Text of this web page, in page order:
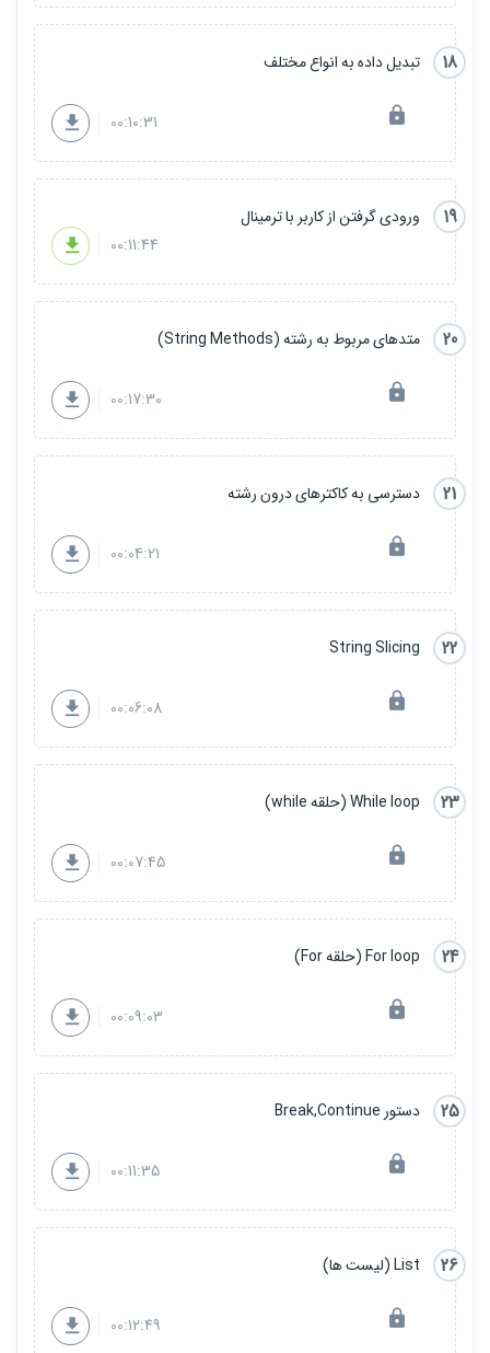
درس 60 : کار با ماژول کرونا (دریافت اطلاعات)
درس 61 : کار با وبسرویس ارز و سکه
درس 62 : ساخت اولین برنامه دسکتاپ و شروع کار با Tkinter
درس 63 : ساخت پنجره (Window)
درس 64 : برچسب ها (Label)
درس 65 : Entery و Button (دریافت داده از کاربر)
درس 66 : Listbox برای نمایش آیتم های انتخابی
درس 67 : نصب فونت و استفاده از فونت و فاصله های داخلی و خارجی
درس 68 : MessageBox
درس 69 : تنظیم ابعاد پنجره و غیرفعال کردن تغییرسایز
درس 70 : قراردادن تصویر در پنجره
درس 71 : RadioButton
درس 72 : CheckButton
درس 74 : Dropdowns
درس 75 : مرکزقراردادن پنجره یا برنامه
درس 76 : تغییر آیکون
درس 77 : بازکردن پنجره
درس 78 : بستن پنجره
درس 79 : نصب شبیه ساز سرور و معرفی PHP My Admin
درس 81 : جدول ها در Mysql
درس 82 : حذف پایگاه داده در Mysql
درس 83 : اتصال به دیتابیس با کدنویسی پایتون
درس 84 : ساخت جدول با کدنویسی پایتون
درس 85 : ساخت جدول کاربران با کدنویسی پایتون
درس 86 : نمایش لیست جدول ها با کدنویسی پایتون
درس 87 : عملیات insert (اضافه کردن رکورد) با کدنویسی پایتون
پایتون
درس 89 : دستور Limit و Where
درس 90 : وارکشی کردن رکوردها از Mysql(به صورت سعودی و نزولی) با
کدنویسی پایتون
درس 91 : عملیات Update(بروزرسانی کردن رکورد) با کدنویسی پایتون
درس 92 : عملیات Delete (حذف کردن رکورد) با کدنویسی پایتون
درس 93 : حذف جدول با کدنویسی پایتون
درس 94 : ساخت رابط کاربری برنامه دفترچه تلفن - قسمت اول
درس 95 : ساخت رابط کاربری برنامه دفترچه تلفن - قسمت دوم
درس 96 : پیاده سازی Backend برنامه دفترچه تلفن - قسمت اول
درس 97 : پیاده سازی Backend برنامه دفترچه تلفن - قسمت دوم
درس 98 : پیاده سازی Backend برنامه دفترچه تلفن - قسمت سوم
درس 99 : پیاده سازی Backend برنامه دفترچه تلفن - قسمت چهارم
درس 100 : پیاده سازی Backend برنامه دفترچه تلفن - قسمت پنجم
درس 101 : ساخت فایل اجرایی (Setup.exe)
درس 102 : معرفی فریمورک جنگو – شروع برنامه نویسی تحت وب
درس 103 : محیط مجازی
درس 104 : ساخت اولین پروژه جنگو
درس 105 : پردازش کدهای (Render Html Code)
د رس 106 : فرم ها در جنگو - قسمت اول
درس 107 : فرم ها در جنگو - قسمت دوم
درس 108 : پیاده سازی صفحه ورود به سیستم
درس 109 : پیاده سازی صفحه ثبت نام کاربر در سیستم
درس 110 : پیاده سازی قابلیت Logout
درس 111 : جلوگیری از ثبت نام کاربر با ایمیل و نام کاربری تکراری
درس 112 : تغییر زبان پنل مدیریت وبسایت (از انگلیسی به فارسی)
درس 113 : استفاده از فایل ها استاتیک
درس 114 : پیاده سازی بخش مقالات
درس 115 : پیاده سازی صفحه لیست مقالات
درس 116 : پیاده سازی دیزاین صفحه اصلی و ریزه کاری ها
درس 117 : پیاده سازی urlها
درس 118 : پیاده سازی قابلیت تشخیص کاربر ادمین با کاربر معمولی
درس 119 : پیاده سازی صفحه محتوای مقاله
18 تبدیل داده به انواع مختلف
00:10:31
19
ورودی گرفتن از کاربر با ترمینال
00:11:44
20 متدهای مربوط به رشته (String Methods)
00:17:30
21 دسترسی به کاکترهای درون رشته
00:04:21
22
String Slicing
00:06:08
23 While loop (حلقه while)
00:07:45
24 For loop (حلقه For)
00:09:03
25 دستور Break,Continue
00:11:35
26 List (لیست ها)
00:12:49